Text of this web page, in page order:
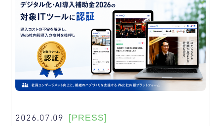
2026.07.09 [PRESS]